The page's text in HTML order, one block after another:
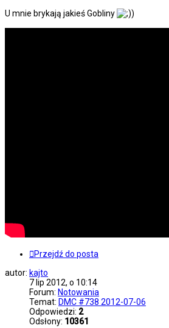
U mnie brykają jakieś Gobliny )
Przejdź do posta
autor: kajto
7 lip 2012, o 10:14
Forum: Notowania
Temat: DMC #738 2012-07-06
Odpowiedzi: 2
Odsłony: 10361